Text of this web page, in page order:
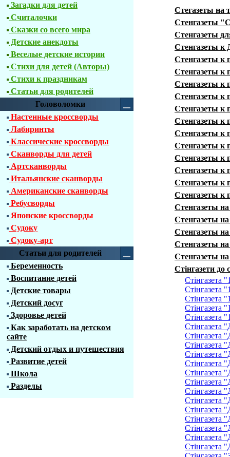
Загадки для детей
Считалочки
Сказки со всего мира
Детские анекдоты
Веселые детские истории
Стихи для детей (Авторы)
Стихи к праздникам
Статьи для родителей
Головоломки
Настенные кроссворды
Лабиринты
Классические кроссворды
Сканворды для детей
Артсканворды
Итальянские сканворды
Американские сканворды
Ребусворды
Японские кроссворды
Судоку
Судоку-арт
Статьи для родителей
Беременность
Воспитание детей
Детские товары
Детский досуг
Здоровье детей
Как заработать на детском
сайте
Детский отдых и путешествия
Развитие детей
Школа
Разделы
Стегазеты на
Стенгазеты
Стенгазеты
Стенгазеты к
Стенгазеты к
Стенгазеты к
Стенгазеты к
Стенгазеты к
Стенгазеты к
Стенгазеты к
Стенгазеты к
Стенгазеты к
Стенгазеты к
Стенгазеты к
Стенгазеты к
Стенгазеты к
Стенгазеты
Стенгазеты
Стенгазеты
Стенгазеты
Стенгазеты
Стінгазети
Стінгазета
Стінгазета
Стінгазета
Стінгазета
Стінгазета
Стінгазета
Стінгазета
Стінгазета
Стінгазета
Стінгазета
Стінгазета
Стінгазета
Стінгазета
Стінгазета
Стінгазета
Стінгазета
Стінгазета
Стінгазета
Стінгазета